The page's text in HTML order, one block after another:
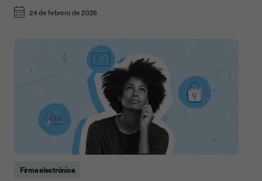
24 de febrero de 2026
Firma electrónica